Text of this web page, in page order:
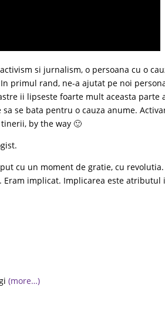
si jurnalism, o persoana cu o
primul rand, ne-a ajutat pe noi
ii lipseste foarte mult aceasta parte
se bata pentru o cauza anume.
by the way 🙂
cu un moment de gratie, cu
Eram implicat. Implicarea este atributul
(more…)